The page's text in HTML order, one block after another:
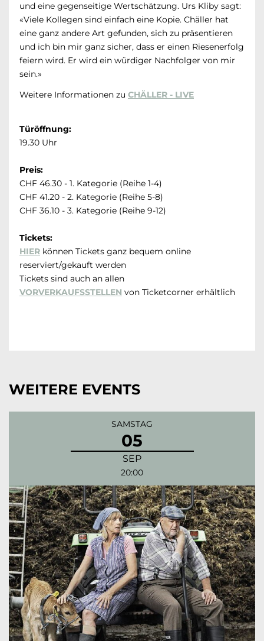
und eine gegenseitige Wertschätzung. Urs Kliby sagt:
«Viele Kollegen sind einfach eine Kopie. Chäller hat
eine ganz andere Art gefunden, sich zu präsentieren
und ich bin mir ganz sicher, dass er einen Riesenerfolg
feiern wird. Er wird ein würdiger Nachfolger von mir
sein.»
Weitere Informationen zu CHÄLLER - LIVE
Türöffnung:
19.30 Uhr
Preis:
CHF 46.30 - 1. Kategorie (Reihe 1-4)
CHF 41.20 - 2. Kategorie (Reihe 5-8)
CHF 36.10 - 3. Kategorie (Reihe 9-12)
Tickets:
HIER können Tickets ganz bequem online
reserviert/gekauft werden
Tickets sind auch an allen
VORVERKAUFSSTELLEN von Ticketcorner erhältlich
WEITERE EVENTS
SAMSTAG
05
SEP
20:00